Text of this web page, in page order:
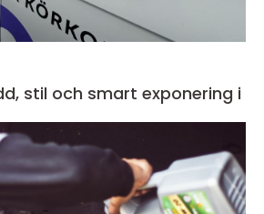
stil och smart exponering i